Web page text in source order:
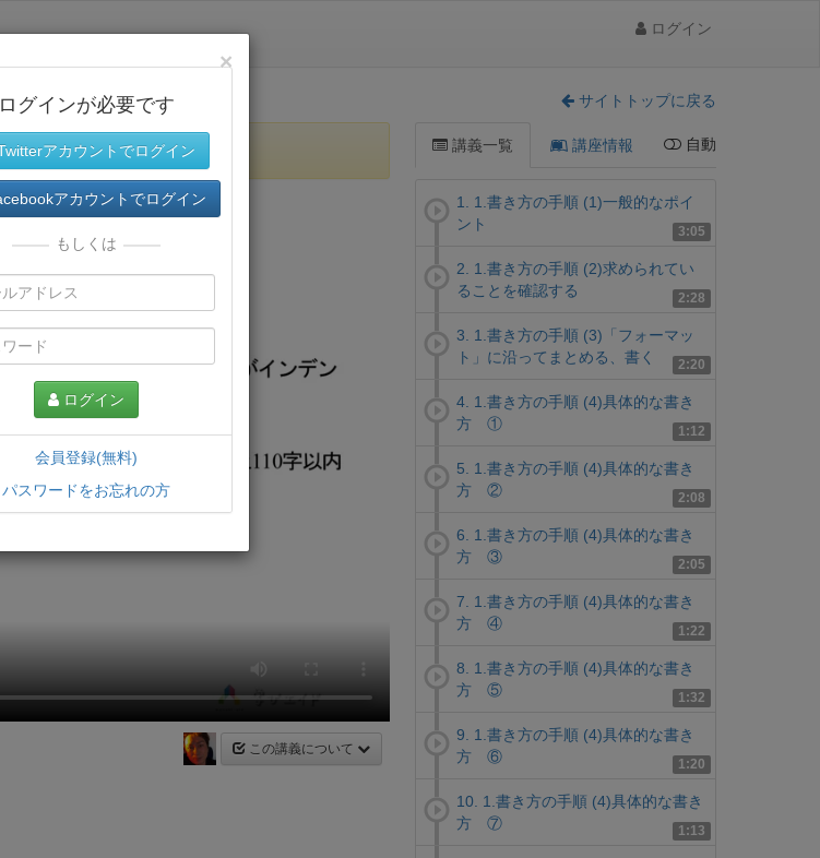
ログイン
サイトトップに戻る
されます。
この講義について
講義一覧 講座情報 自動
3:05
1. 1.書き方の手順 (1)一般的なポイ
ント
2:28
2. 1.書き方の手順 (2)求められてい
ることを確認する
2:20
3. 1.書き方の手順 (3)「フォーマッ
ト」に沿ってまとめる、書く
1:12
4. 1.書き方の手順 (4)具体的な書き
方 ①
2:08
5. 1.書き方の手順 (4)具体的な書き
方 ②
2:05
6. 1.書き方の手順 (4)具体的な書き
方 ③
1:22
7. 1.書き方の手順 (4)具体的な書き
方 ④
1:32
8. 1.書き方の手順 (4)具体的な書き
方 ⑤
1:20
9. 1.書き方の手順 (4)具体的な書き
方 ⑥
1:13
10. 1.書き方の手順 (4)具体的な書き
方 ⑦
×
ログインが必要です
アカウントでログイン
アカウントでログイン
もしくは
ログイン
会員登録(無料)
パスワードをお忘れの方